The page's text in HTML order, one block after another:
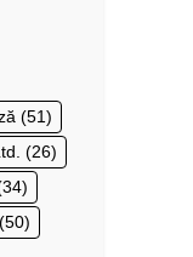
(51)
(26)
(50)